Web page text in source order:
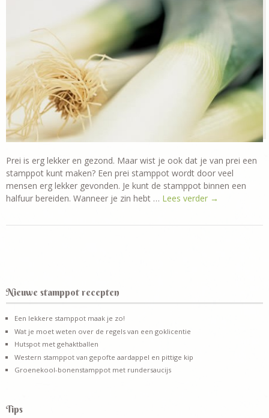
Prei is erg lekker en gezond. Maar wist je ook dat je van prei een
stamppot kunt maken? Een prei stamppot wordt door veel
mensen erg lekker gevonden. Je kunt de stamppot binnen een
halfuur bereiden. Wanneer je zin hebt … Lees verder →
Nieuwe stamppot recepten
Een lekkere stamppot maak je zo!
Wat je moet weten over de regels van een goklicentie
Hutspot met gehaktballen
Western stamppot van gepofte aardappel en pittige kip
Groenekool-bonenstamppot met rundersaucijs
Tips